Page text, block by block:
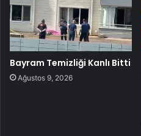
Bayram Temizliği Kanlı Bitti
Ağustos 9, 2026